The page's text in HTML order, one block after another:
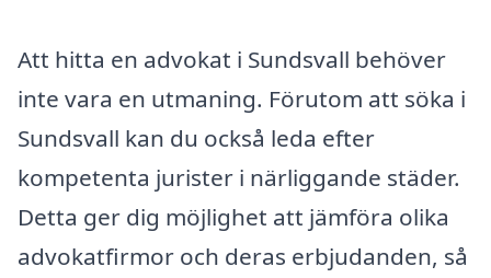
Att hitta en advokat i Sundsvall behöver
inte vara en utmaning. Förutom att söka i
Sundsvall kan du också leda efter
kompetenta jurister i närliggande städer.
Detta ger dig möjlighet att jämföra olika
advokatfirmor och deras erbjudanden, så